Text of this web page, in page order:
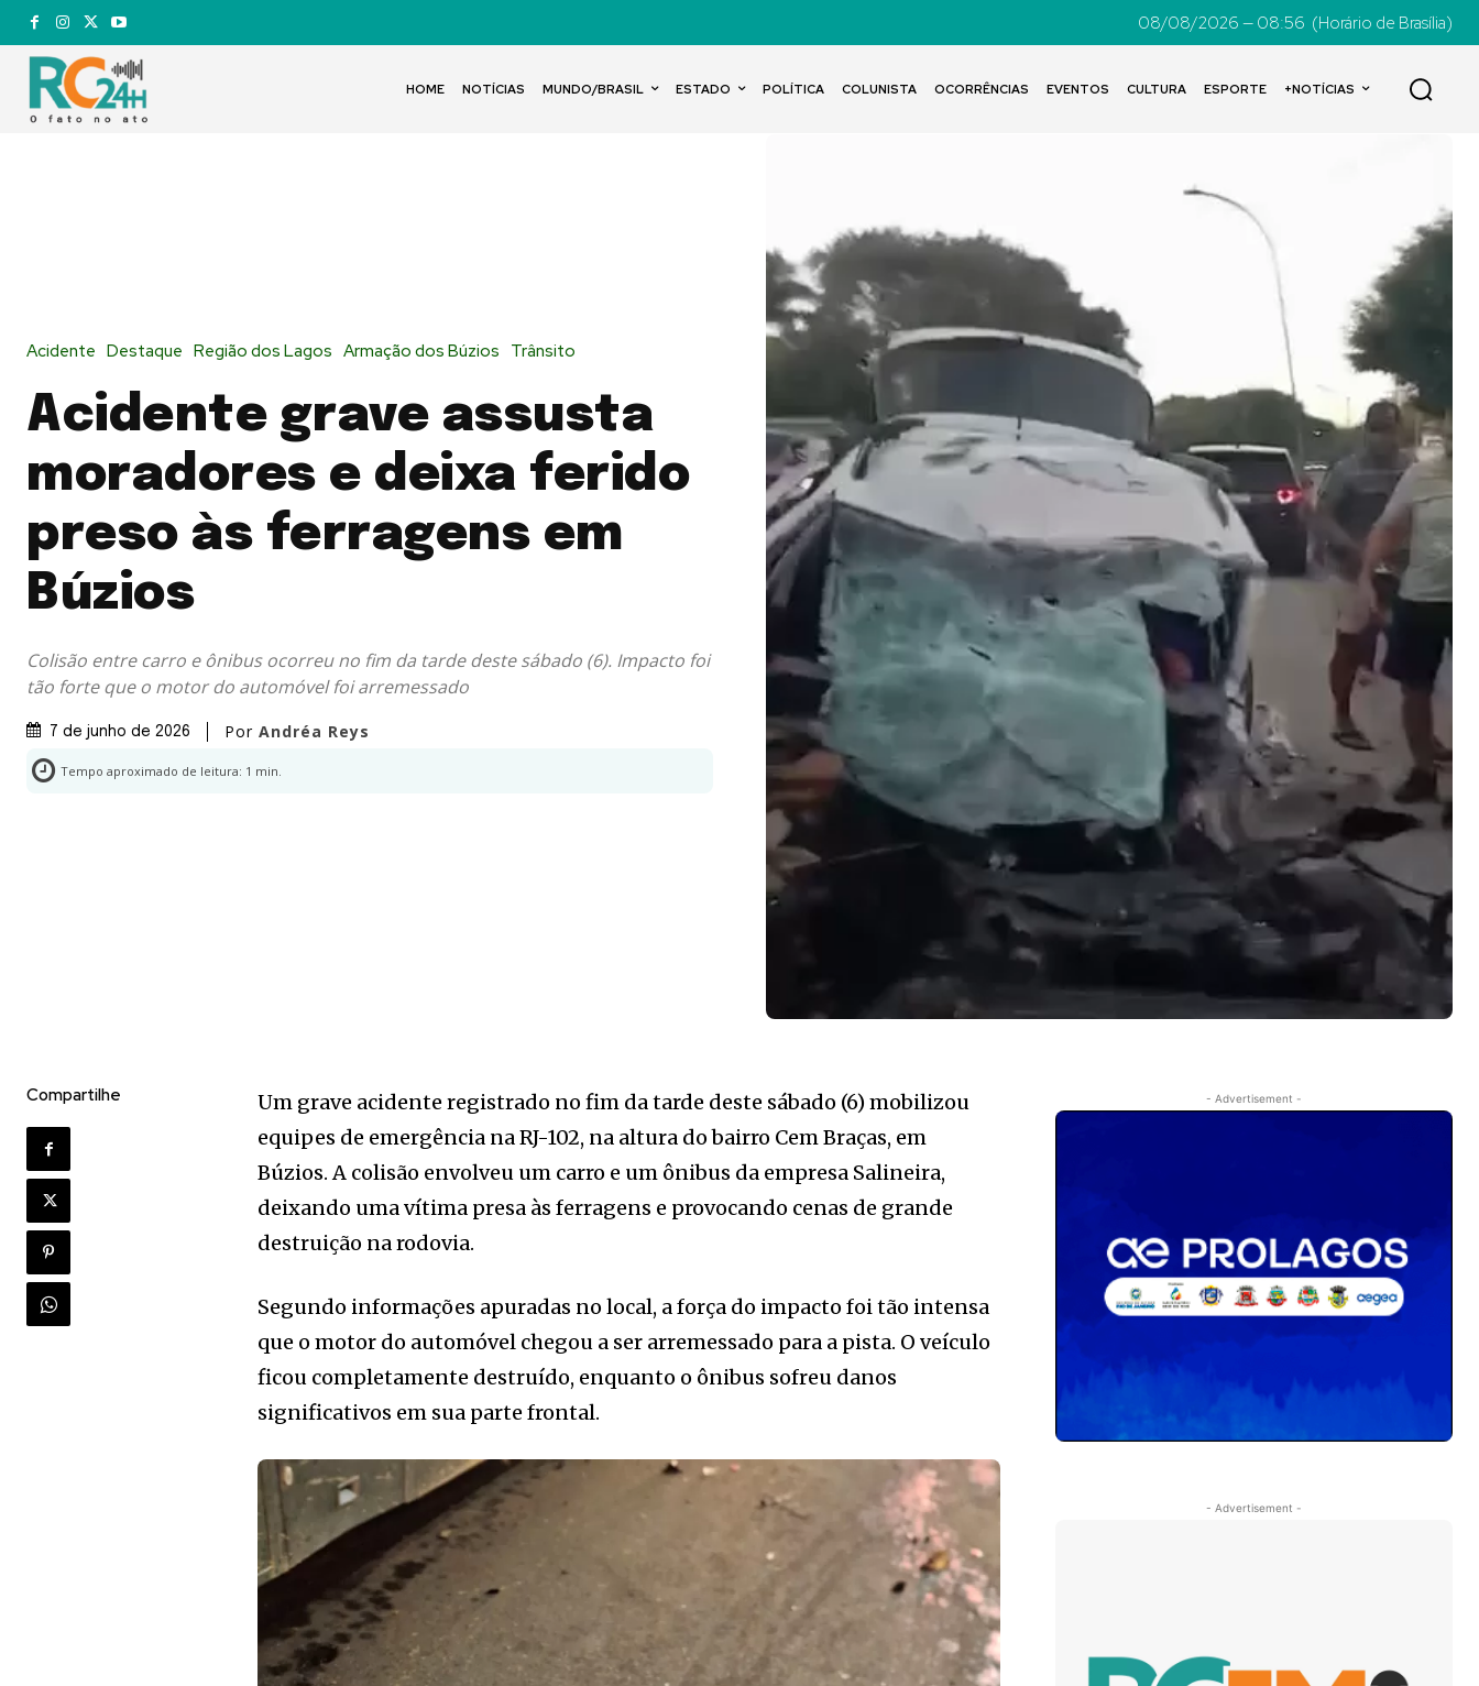
08/08/2026 — 08:56 (Horário de Brasília)
HOME NOTÍCIAS MUNDO/BRASIL ESTADO POLÍTICA COLUNISTA OCORRÊNCIAS EVENTOS CULTURA ESPORTE +NOTÍCIAS
Acidente Destaque Região dos Lagos Armação dos Búzios Trânsito
Acidente grave assusta
moradores e deixa ferido
preso às ferragens em
Búzios
Colisão entre carro e ônibus ocorreu no fim da tarde deste sábado (6). Impacto foi
tão forte que o motor do automóvel foi arremessado
7 de junho de 2026 Por Andréa Reys
Tempo aproximado de leitura: 1 min.
Compartilhe
Um grave acidente registrado no fim da tarde deste sábado (6) mobilizou
equipes de emergência na RJ-102, na altura do bairro Cem Braças, em
Búzios. A colisão envolveu um carro e um ônibus da empresa Salineira,
deixando uma vítima presa às ferragens e provocando cenas de grande
destruição na rodovia.
Segundo informações apuradas no local, a força do impacto foi tão intensa
que o motor do automóvel chegou a ser arremessado para a pista. O veículo
ficou completamente destruído, enquanto o ônibus sofreu danos
significativos em sua parte frontal.
- Advertisement -
- Advertisement -